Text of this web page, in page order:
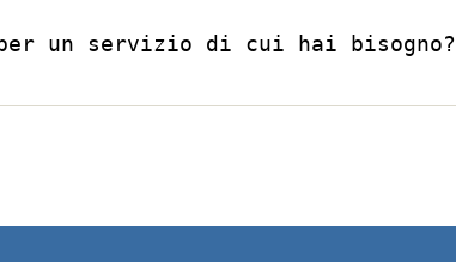
un servizio di cui hai bisogno?